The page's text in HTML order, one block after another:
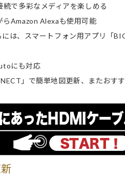
で多彩なメディアを楽しめる
Amazon Alexaも使用可能
は、スマートフォン用アプリ「
にも対応
」で簡単地図更新、またおす